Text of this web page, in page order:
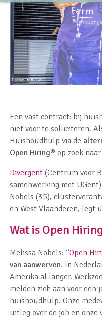
Een vast contract: bij
niet voor te solliciteren.
Huishoudhulp via de
Open Hiring® op zoek
Divergent (Centrum voor
samenwerking met
Nobels (35),
en West-Vlaanderen, legt
Wat is Open Hiring
Melissa Nobels: “Open
van aanwerven. In
Amerika al langer.
melden zich aan voor een
huishoudhulp. Onze
uitleg over de job en onze